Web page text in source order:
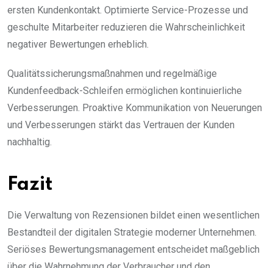
ersten Kundenkontakt. Optimierte Service-Prozesse und
geschulte Mitarbeiter reduzieren die Wahrscheinlichkeit
negativer Bewertungen erheblich.
Qualitätssicherungsmaßnahmen und regelmäßige
Kundenfeedback-Schleifen ermöglichen kontinuierliche
Verbesserungen. Proaktive Kommunikation von Neuerungen
und Verbesserungen stärkt das Vertrauen der Kunden
nachhaltig.
Fazit
Die Verwaltung von Rezensionen bildet einen wesentlichen
Bestandteil der digitalen Strategie moderner Unternehmen.
Seriöses Bewertungsmanagement entscheidet maßgeblich